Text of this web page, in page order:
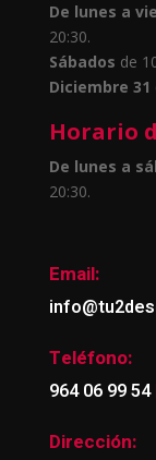
De lunes a
20:30.
Sábados de
Diciembre 31
Horario
De lunes a
20:30.
Email:
Teléfono:
964 06 99 54
Dirección: